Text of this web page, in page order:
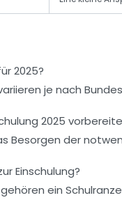
2025?
je nach
2025
Besorgen der
Einschulung?
ein